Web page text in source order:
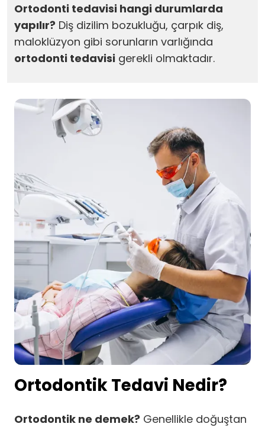
Ortodonti tedavisi hangi durumlarda
yapılır? Diş dizilim bozukluğu, çarpık diş,
maloklüzyon gibi sorunların varlığında
ortodonti tedavisi gerekli olmaktadır.
Ortodontik Tedavi Nedir?
Ortodontik ne demek? Genellikle doğuştan